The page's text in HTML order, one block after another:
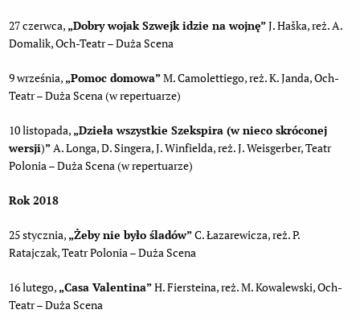
27 czerwca, „Dobry wojak Szwejk idzie na wojnę”J. Haška, reż. A.
Domalik, Och-Teatr – Duża Scena
9 września, „Pomoc domowa”M. Camolettiego, reż. K. Janda, Och-
Teatr – Duża Scena (w repertuarze)
10 listopada, „Dzieła wszystkie Szekspira (w nieco skróconej
wersji)”A. Longa, D. Singera, J. Winfielda, reż. J. Weisgerber, Teatr
Polonia – Duża Scena (w repertuarze)
Rok 2018
25 stycznia, „Żeby nie było śladów”C. Łazarewicza, reż. P.
Ratajczak, Teatr Polonia – Duża Scena
16 lutego, „Casa Valentina”H. Fiersteina, reż. M. Kowalewski, Och-
Teatr – Duża Scena